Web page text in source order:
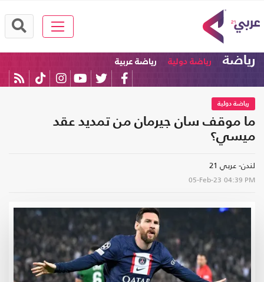
رياضة رياضة دولية رياضة عربية
رياضة دولية
ما موقف سان جيرمان من تمديد عقد
ميسي؟
لندن- عربي 21
05-Feb-23 04:39 PM